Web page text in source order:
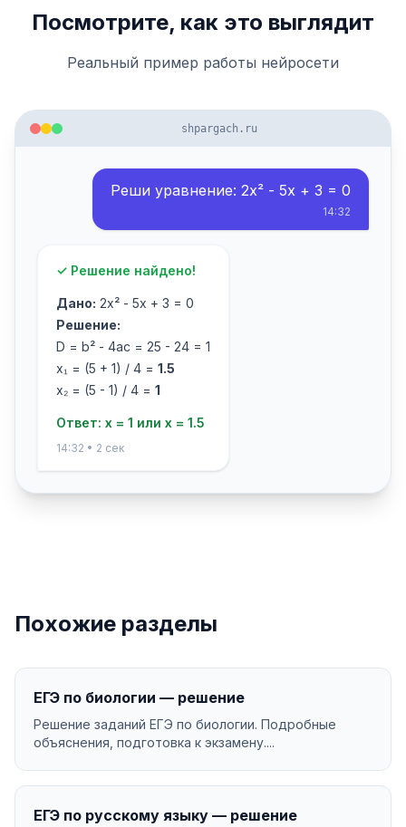
Посмотрите, как это выглядит
Реальный пример работы нейросети
shpargach.ru
Реши уравнение: 2x² - 5x + 3 = 0
14:32
✓ Решение найдено!
Дано: 2x² - 5x + 3 = 0
Решение:
D = b² - 4ac = 25 - 24 = 1
x₁ = (5 + 1) / 4 = 1.5
x₂ = (5 - 1) / 4 = 1
Ответ: x = 1 или x = 1.5
14:32 • 2 сек
Похожие разделы
ЕГЭ по биологии — решение
Решение заданий ЕГЭ по биологии. Подробные
объяснения, подготовка к экзамену....
ЕГЭ по русскому языку — решение